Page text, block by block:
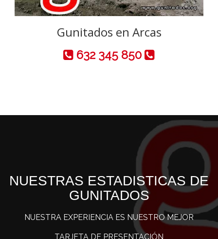
Gunitados en Arcas
632 345 850
NUESTRAS ESTADISTICAS DE
GUNITADOS
NUESTRA EXPERIENCIA ES NUESTRO MEJOR
TARJETA DE PRESENTACIÓN